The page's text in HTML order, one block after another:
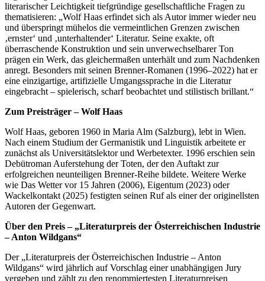
literarischer Leichtigkeit tiefgründige gesellschaftliche Fragen zu
thematisieren: „Wolf Haas erfindet sich als Autor immer wieder neu
und überspringt mühelos die vermeintlichen Grenzen zwischen
‚ernster‘ und ‚unterhaltender‘ Literatur. Seine exakte, oft
überraschende Konstruktion und sein unverwechselbarer Ton
prägen ein Werk, das gleichermaßen unterhält und zum Nachdenken
anregt. Besonders mit seinen Brenner-Romanen (1996–2022) hat er
eine einzigartige, artifizielle Umgangssprache in die Literatur
eingebracht – spielerisch, scharf beobachtet und stilistisch brillant.“
Zum Preisträger – Wolf Haas
Wolf Haas, geboren 1960 in Maria Alm (Salzburg), lebt in Wien.
Nach einem Studium der Germanistik und Linguistik arbeitete er
zunächst als Universitätslektor und Werbetexter. 1996 erschien sein
Debütroman Auferstehung der Toten, der den Auftakt zur
erfolgreichen neunteiligen Brenner-Reihe bildete. Weitere Werke
wie Das Wetter vor 15 Jahren (2006), Eigentum (2023) oder
Wackelkontakt (2025) festigten seinen Ruf als einer der originellsten
Autoren der Gegenwart.
Über den Preis – „Literaturpreis der Österreichischen Industrie
– Anton Wildgans“
Der „Literaturpreis der Österreichischen Industrie – Anton
Wildgans“ wird jährlich auf Vorschlag einer unabhängigen Jury
vergeben und zählt zu den renommiertesten Literaturpreisen